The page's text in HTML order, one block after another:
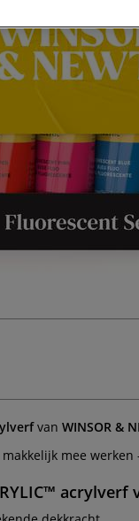
van WINSOR &
mee
acrylverf